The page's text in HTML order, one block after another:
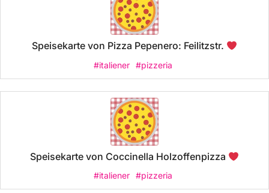
Speisekarte von Pizza Pepenero: Feilitzstr.
#italiener #pizzeria
Speisekarte von Coccinella Holzoffenpizza
#italiener #pizzeria